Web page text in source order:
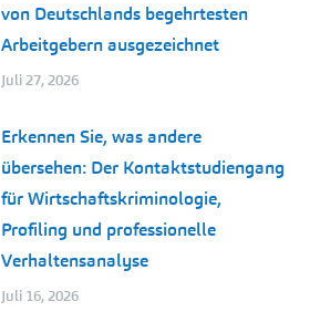
von Deutschlands begehrtesten
Arbeitgebern ausgezeichnet
Juli 27, 2026
Erkennen Sie, was andere
übersehen: Der Kontaktstudiengang
für Wirtschaftskriminologie,
Profiling und professionelle
Verhaltensanalyse
Juli 16, 2026